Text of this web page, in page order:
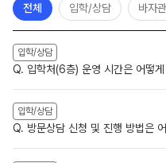
검색
전체 입학/상담 바자
입학/상담
Q. 입학처(6층) 운영 시간은 어떻
입학/상담
Q. 방문상담 신청 및 진행 방법은